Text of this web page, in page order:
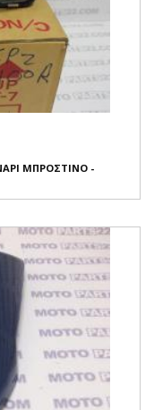
ΜΠΡΟΣΤΙΝΟ -